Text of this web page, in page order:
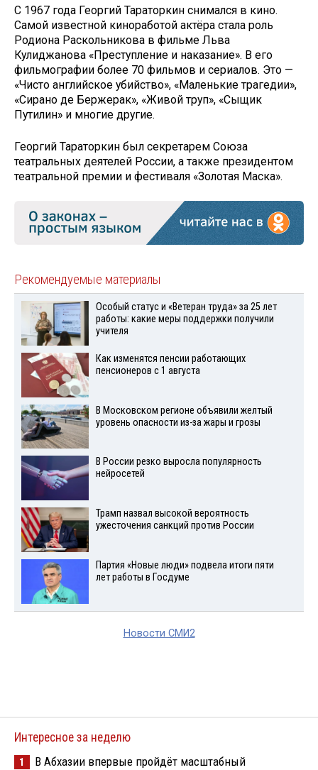
С 1967 года Георгий Тараторкин снимался в кино.
Самой известной киноработой актёра стала роль
Родиона Раскольникова в фильме Льва
Кулиджанова «Преступление и наказание». В его
фильмографии более 70 фильмов и сериалов. Это —
«Чисто английское убийство», «Маленькие трагедии»,
«Сирано де Бержерак», «Живой труп», «Сыщик
Путилин» и многие другие.
Георгий Тараторкин был секретарем Союза
театральных деятелей России, а также президентом
театральной премии и фестиваля «Золотая Маска».
Рекомендуемые материалы
Особый статус и «Ветеран труда» за 25 лет
работы: какие меры поддержки получили
учителя
Как изменятся пенсии работающих
пенсионеров с 1 августа
В Московском регионе объявили желтый
уровень опасности из-за жары и грозы
В России резко выросла популярность
нейросетей
Трамп назвал высокой вероятность
ужесточения санкций против России
Партия «Новые люди» подвела итоги пяти
лет работы в Госдуме
Новости СМИ2
Интересное за неделю
1
В Абхазии впервые пройдёт масштабный